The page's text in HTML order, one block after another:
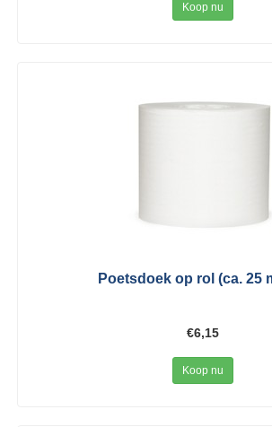
Koop nu
Poetsdoek op rol (ca. 25
€6,15
Koop nu